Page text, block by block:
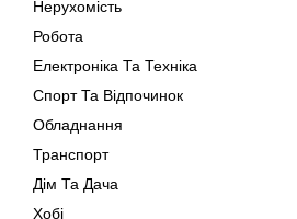
Нерухомість
Робота
Електроніка Та Техніка
Спорт Та Відпочинок
Обладнання
Транспорт
Дім Та Дача
Хобі